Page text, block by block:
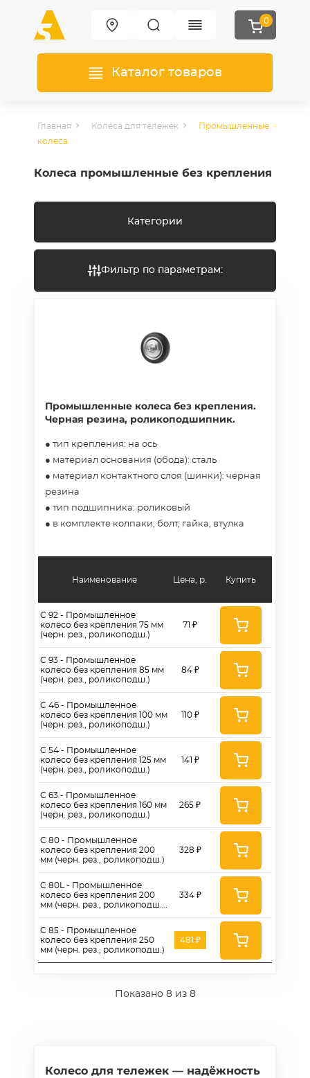
0
Каталог товаров
Главная Колеса для тележек
Промышленные
колеса
Колеса промышленные без крепления
Категории
Фильтр по параметрам:
Промышленные колеса без крепления.
Черная резина, роликоподшипник.
● тип крепления: на ось
● материал основания (обода): сталь
● материал контактного слоя (шинки): черная
резина
● тип подшипника: роликовый
● в комплекте колпаки, болт, гайка, втулка
Наименование
C 92 - Промышленное
колесо без крепления 75 мм
(черн. рез., роликоподш.)
C 93 - Промышленное
колесо без крепления 85 мм
(черн. рез., роликоподш.)
C 46 - Промышленное
колесо без крепления 100 мм
(черн. рез., роликоподш.)
C 54 - Промышленное
колесо без крепления 125 мм
(черн. рез., роликоподш.)
C 63 - Промышленное
колесо без крепления 160 мм
(черн. рез., роликоподш.)
C 80 - Промышленное
колесо без крепления 200
мм (черн. рез., роликоподш.)
C 80L - Промышленное
колесо без крепления 200
мм (черн. рез., роликоподш.,
C 85 - Промышленное
колесо без крепления 250
мм (черн. рез., роликоподш.)
Цена, р.
71 ₽
84 ₽
110 ₽
141 ₽
265 ₽
328 ₽
334 ₽
481 ₽
Купить
Показано 8из 8
Колесо для тележек — надёжность